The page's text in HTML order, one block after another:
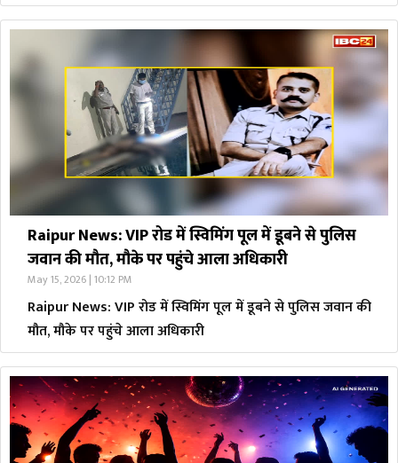
Raipur News: VIP रोड में स्विमिंग पूल में डूबने से पुलिस
जवान की मौत, मौके पर पहुंचे आला अधिकारी
May 15, 2026 | 10:12 PM
Raipur News: VIP रोड में स्विमिंग पूल में डूबने से पुलिस जवान की
मौत, मौके पर पहुंचे आला अधिकारी